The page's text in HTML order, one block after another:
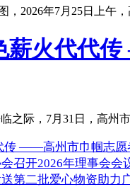
，2026年7月25日上午
薪火代
之际，7月31日，高州
传 ——高州市巾帼志
召开2026年理事会会
第二批爱心物资助力